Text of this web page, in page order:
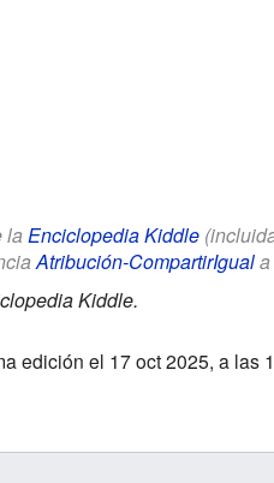
la Enciclopedia Kiddle
Atribución-CompartirIguala
Kiddle.
edición el 17 oct 2025, a las